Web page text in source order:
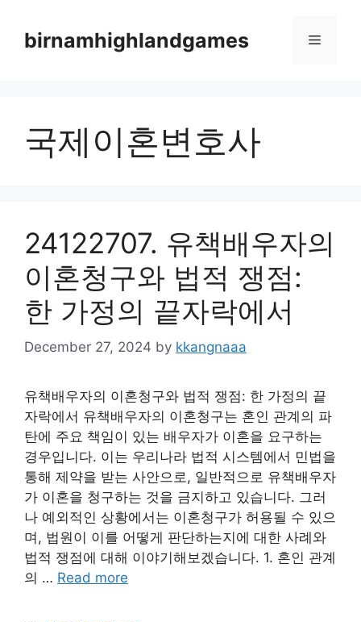
contentbirnamhighlandgames Menu
국제이혼변호사
24122707. 유책배우자의
이혼청구와 법적 쟁점:
한 가정의 끝자락에서
December 27, 2024 by kkangnaaa
유책배우자의 이혼청구와 법적 쟁점: 한 가정의 끝
자락에서 유책배우자의 이혼청구는 혼인 관계의 파
탄에 주요 책임이 있는 배우자가 이혼을 요구하는
경우입니다. 이는 우리나라 법적 시스템에서 민법을
통해 제약을 받는 사안으로, 일반적으로 유책배우자
가 이혼을 청구하는 것을 금지하고 있습니다. 그러
나 예외적인 상황에서는 이혼청구가 허용될 수 있으
며, 법원이 이를 어떻게 판단하는지에 대한 사례와
법적 쟁점에 대해 이야기해보겠습니다. 1. 혼인 관계
의 … Read more